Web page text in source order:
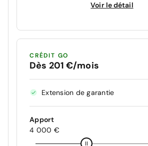
Voir le détail
CRÉDIT GO
Dès 201 €/mois
Extension de garantie
Apport
4 000 €